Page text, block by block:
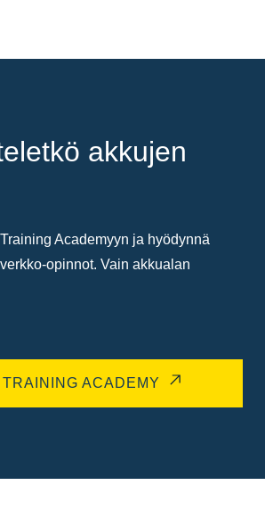
akkujen
Academyyn ja hyödynnä
opinnot. Vain akkualan
TRAINING ACADEMY